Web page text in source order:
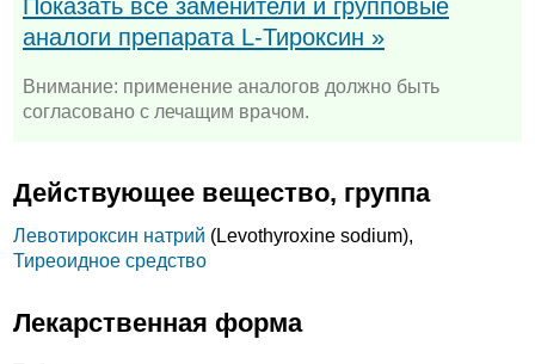
Показать все заменители и групповые
аналоги препарата L-Тироксин »
Внимание: применение аналогов должно быть
согласовано с лечащим врачом.
Действующее вещество, группа
Левотироксин натрий (Levothyroxine sodium),
Тиреоидное средство
Лекарственная форма